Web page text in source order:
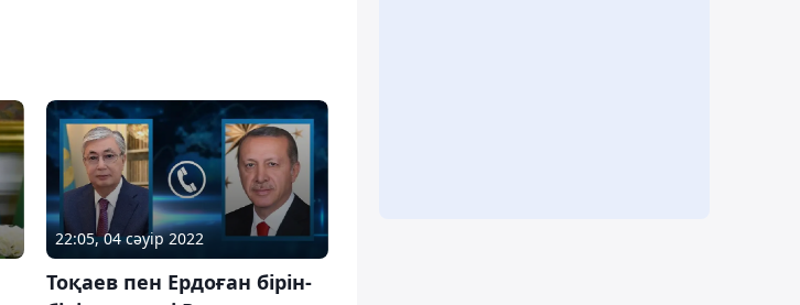
22:05, 04 сәуір 2022
Тоқаев пен Ердоған бірін-